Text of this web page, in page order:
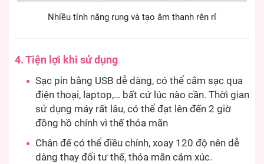
Nhiều tính năng rung và tạo âm thanh rên rỉ
4. Tiện lợi khi sử dụng
Sạc pin bằng USB dễ dàng, có thể cắm sạc qua
điện thoại, laptop,… bất cứ lúc nào cần. Thời gian
sử dụng máy rất lâu, có thể đạt lên đến 2 giờ
đồng hồ chính vì thế thỏa mãn
Chân đế có thể điều chỉnh, xoay 120 độ nên dễ
dàng thay đổi tư thế, thỏa mãn cảm xúc.